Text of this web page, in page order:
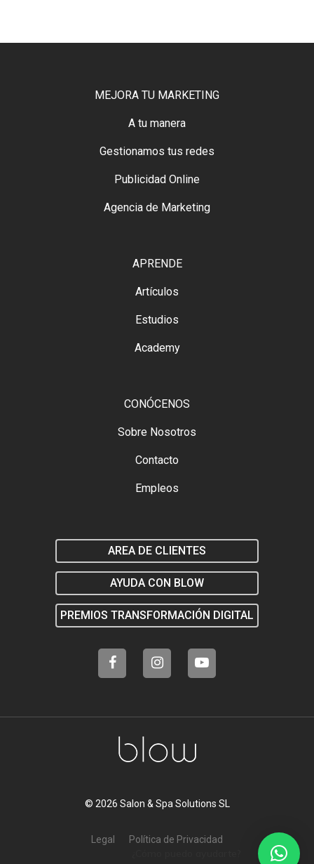
MEJORA TU MARKETING
A tu manera
Gestionamos tus redes
Publicidad Online
Agencia de Marketing
APRENDE
Artículos
Estudios
Academy
CONÓCENOS
Sobre Nosotros
Contacto
Empleos
AREA DE CLIENTES
AYUDA CON BLOW
PREMIOS TRANSFORMACIÓN DIGITAL
© 2026 Salon & Spa Solutions SL
Legal Política de Privacidad